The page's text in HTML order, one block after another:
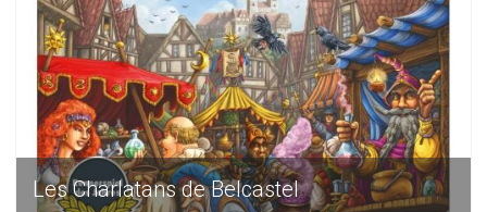
Les Charlatans de Belcastel